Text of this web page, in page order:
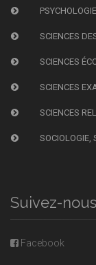
SCIENCES
SCIENCES
SCIENCES
SCIENCES
SOCIOLOGIE,
Suivez-nous
Facebook